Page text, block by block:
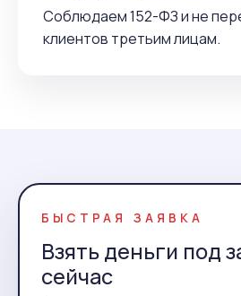
Соблюдаем 152-ФЗ и не
клиентов третьим лицам.
БЫСТРАЯ ЗАЯВКА
Взять деньги под
сейчас